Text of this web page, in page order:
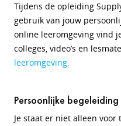
Tijdens de opleiding
gebruik van jouw
online leeromgeving vind
colleges, video’s en
leeromgeving.
Persoonlijke begeleiding
Je staat er niet alleen